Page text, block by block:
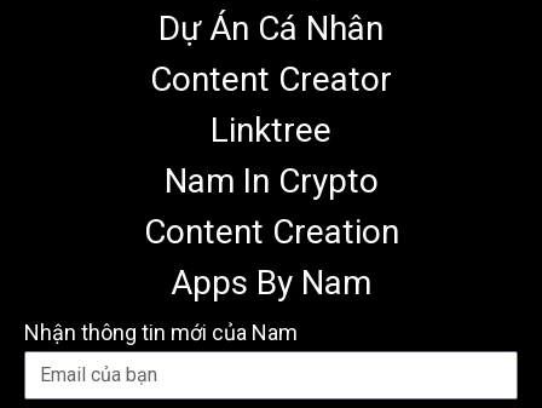
Dự Án Cá Nhân
Content Creator
Linktree
Nam In Crypto
Content Creation
Apps By Nam
Nhận thông tin mới của Nam